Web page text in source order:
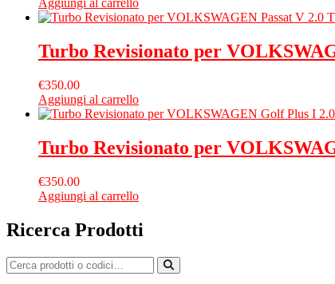
Aggiungi al carrello
Turbo Revisionato per
€350.00
Aggiungi al carrello
Turbo Revisionato per
€350.00
Aggiungi al carrello
Ricerca Prodotti